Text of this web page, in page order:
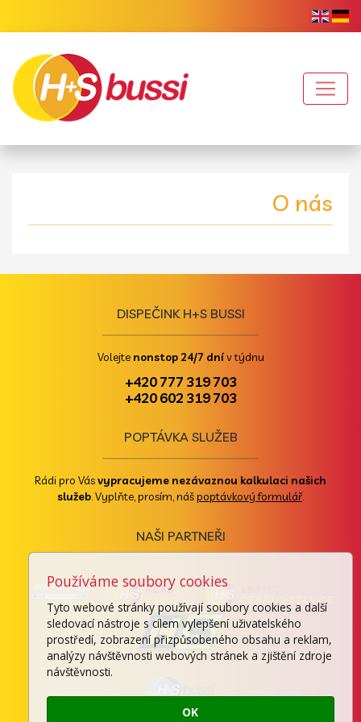
Používáme soubory cookies
Tyto webové stránky používají soubory cookies a další
sledovací nástroje s cílem vylepšení uživatelského
prostředí, zobrazení přizpůsobeného obsahu a reklam,
analýzy návštěvnosti webových stránek a zjištění zdroje
návštěvnosti.
OK
O nás
DISPEČINK H+S BUSSI
Volejte nonstop 24/7 dnív týdnu
+420 777 319 703
+420 602 319 703
POPTÁVKA SLUŽEB
Rádi pro Vásvypracujeme nezávaznou kalkulaci našich
služeb . Vyplňte, prosím, nášpoptávkový formulář
NAŠI PARTNEŘI